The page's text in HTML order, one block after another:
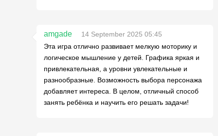
amgade
14 September 2025 05:45
Эта игра отлично развивает мелкую моторику и
логическое мышление у детей. Графика яркая и
привлекательная, а уровни увлекательные и
разнообразные. Возможность выбора персонажа
добавляет интереса. В целом, отличный способ
занять ребёнка и научить его решать задачи!